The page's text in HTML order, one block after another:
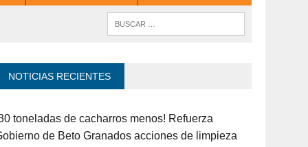
NOTICIAS RECIENTES
toneladas de cacharros menos! Refuerza
de Beto Granados acciones de limpieza